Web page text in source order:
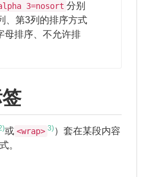
3=nosort 分别
、第3列的排序方式
母排序、不允许排
或 <wrap> 3)）套在某段内容
。